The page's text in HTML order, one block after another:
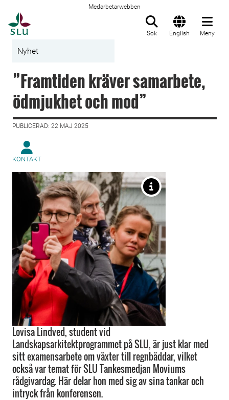
Medarbetarwebben
Sök English Meny
Nyhet
”Framtiden kräver samarbete,
ödmjukhet och mod”
PUBLICERAD: 22 MAJ 2025
KONTAKT
Lovisa Lindved, student vid
Landskapsarkitektprogrammet på SLU, är just klar med
sitt examensarbete om växter till regnbäddar, vilket
också var temat för SLU Tankesmedjan Moviums
rådgivardag. Här delar hon med sig av sina tankar och
intryck från konferensen.